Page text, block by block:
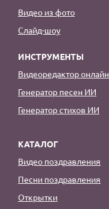
Видео из фото
Слайд-шоу
ИНСТРУМЕНТЫ
Видеоредактор онлайн
Генератор песен ИИ
Генератор стихов ИИ
КАТАЛОГ
Видео поздравления
Песни поздравления
Открытки